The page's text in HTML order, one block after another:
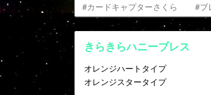
#カードキャプターさくら #ブ
きらきらハニーブレス
オレンジハートタイプ
オレンジスタータイプ